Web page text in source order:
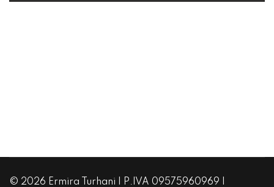
© 2026 Ermira Turhani | P.IVA 09575960969 |